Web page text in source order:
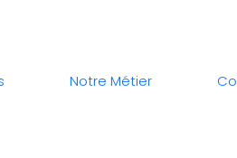
Notre Métier